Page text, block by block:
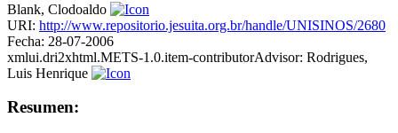
Blank, Clodoaldo
URI: http://www.repositorio.jesuita.org.br/handle/UNISINOS/2680
Fecha: 28-07-2006
xmlui.dri2xhtml.METS-1.0.item-contributorAdvisor: Rodrigues,
Luis Henrique
Resumen: